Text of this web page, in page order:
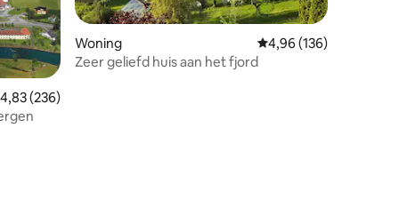
beoordeling van 4,83 op 5, 236 recensies
4,83 (236)
Woning Gemiddelde
4,96 (136)
Zeer geliefd huis aan het fjord